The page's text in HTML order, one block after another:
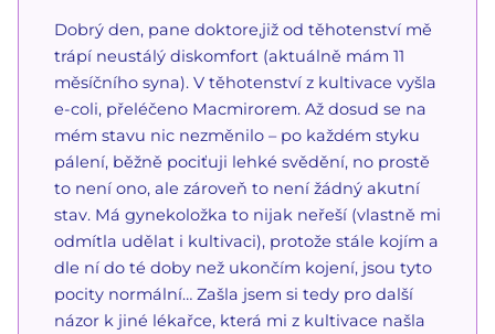
Dobrý den, pane doktore,již od těhotenství mě
trápí neustálý diskomfort (aktuálně mám 11
měsíčního syna). V těhotenství z kultivace vyšla
e-coli, přeléčeno Macmirorem. Až dosud se na
mém stavu nic nezměnilo – po každém styku
pálení, běžně pociťuji lehké svědění, no prostě
to není ono, ale zároveň to není žádný akutní
stav. Má gynekoložka to nijak neřeší (vlastně mi
odmítla udělat i kultivaci), protože stále kojím a
dle ní do té doby než ukončím kojení, jsou tyto
pocity normální… Zašla jsem si tedy pro další
názor k jiné lékařce, která mi z kultivace našla